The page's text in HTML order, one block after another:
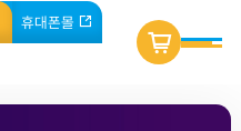
휴대폰몰